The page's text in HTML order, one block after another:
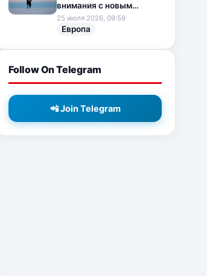
внимания с новым
любовным
приключением
25 июля 2026, 09:59
Европа
Follow On Telegram
📲 Join Telegram